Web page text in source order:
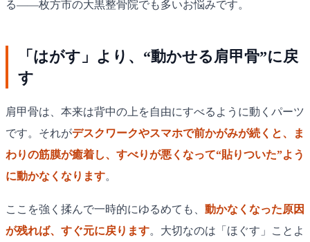
る——枚方市の大黒整骨院でも多いお悩みです。
「はがす」より、“動かせる肩甲骨”に戻
す
肩甲骨は、本来は背中の上を自由にすべるように動くパーツ
です。それがデスクワークやスマホで前かがみが続くと、ま
わりの筋膜が癒着し、すべりが悪くなって“貼りついた”よう
に動かなくなります。
ここを強く揉んで一時的にゆるめても、 動かなくなった原因
が残れば、すぐ元に戻ります。大切なのは「ほぐす」ことよ